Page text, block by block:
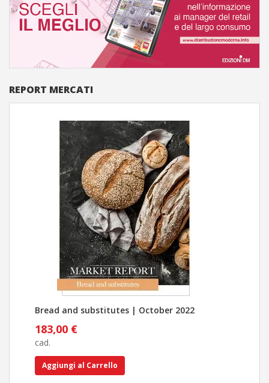
REPORT MERCATI
Bread and substitutes | October 2022
183,00 €
cad.
Aggiungi al Carrello